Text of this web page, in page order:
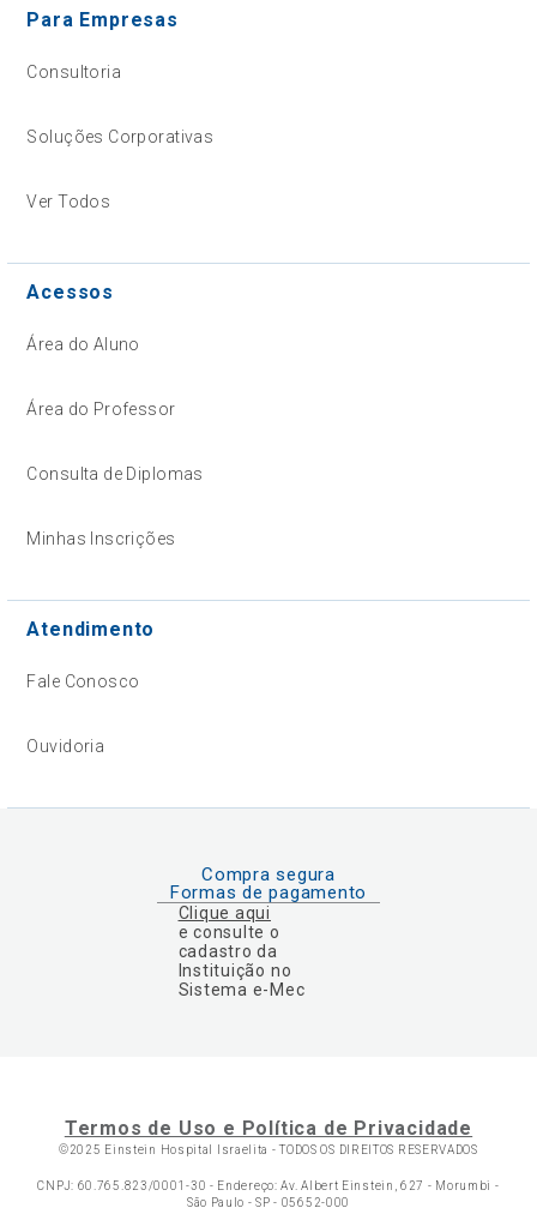
Para Empresas
Consultoria
Soluções Corporativas
Ver Todos
Acessos
Área do Aluno
Área do Professor
Consulta de Diplomas
Minhas Inscrições
Atendimento
Fale Conosco
Ouvidoria
Compra segura
Formas de pagamento
Clique aqui
e consulte o
cadastro da
Instituição no
Sistema e-Mec
Termos de Uso e Política de Privacidade
©2025 Einstein Hospital Israelita - TODOS OS DIREITOS RESERVADOS
CNPJ: 60.765.823/0001-30 - Endereço: Av. Albert Einstein, 627 - Morumbi -
São Paulo - SP - 05652-000